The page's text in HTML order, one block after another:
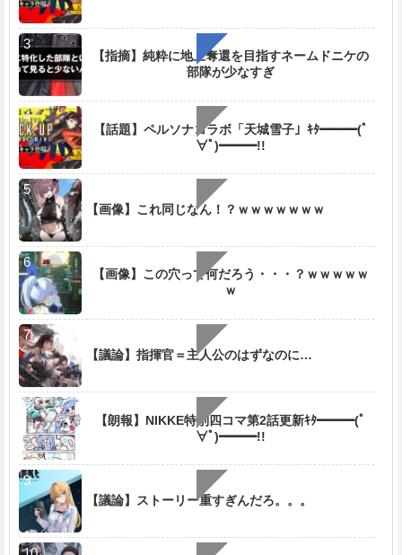
【指摘】純粋に地上奪還を目指すネームドニケの
部隊が少なすぎ
【話題】ペルソナコラボ「天城雪子」ｷﾀ━━━(ﾟ
∀ﾟ)━━━!!
【画像】これ同じなん！？ｗｗｗｗｗｗｗ
【画像】この穴って何だろう・・・？ｗｗｗｗｗ
ｗ
【議論】指揮官＝主人公のはずなのに…
【朗報】NIKKE特別四コマ第2話更新ｷﾀ━━━(ﾟ
∀ﾟ)━━━!!
【議論】ストーリー重すぎんだろ。。。